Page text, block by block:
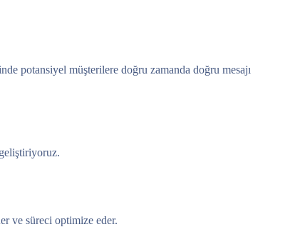
potansiyel müşterilere doğru zamanda doğru mesajı
ve süreci optimize eder.